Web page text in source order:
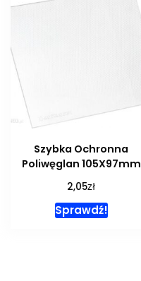
Szybka Ochronna
Poliwęglan 105X97mm
2,05zł
Sprawdź!